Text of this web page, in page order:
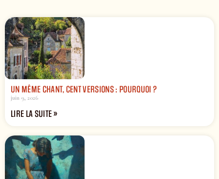
UN MÊME CHANT, CENT VERSIONS : POURQUOI ?
juin 9, 2026
LIRE LA SUITE »